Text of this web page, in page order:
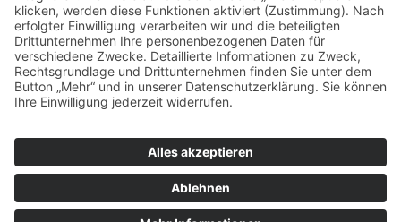
Freitag
07:00 - 22:00 Uhr
Samstag
08:00 - 20:00 Uhr
Sonntag
08:00 - 19:00 Uhr
Feiertage
09:00 - 18:00 Uhr
© 2026mvc-medien.de
Impressum Datenschutz